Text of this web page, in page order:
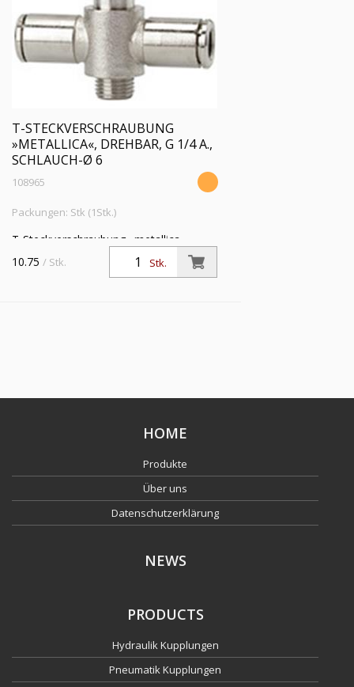
T-STECKVERSCHRAUBUNG
»METALLICA«, DREHBAR, G 1/4 A.,
SCHLAUCH-Ø 6
108965
Packungen: Stk (1Stk.)
T-Steckverschraubung »metallica«,
drehbar, G1/4 a., für Schlauch-Außen-Ø
6mm, Arbeitsdruck max. 16bar, Messing
Stk.
10.75 / Stk.
HOME
Produkte
Über uns
Datenschutzerklärung
NEWS
PRODUCTS
Hydraulik Kupplungen
Pneumatik Kupplungen